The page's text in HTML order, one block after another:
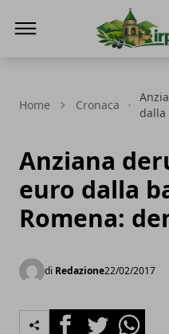
Home Cronaca
dalla
Anziana
euro dalla
Romena:
di Redazione22/02/2017
FacebookTwitterWhatsapp